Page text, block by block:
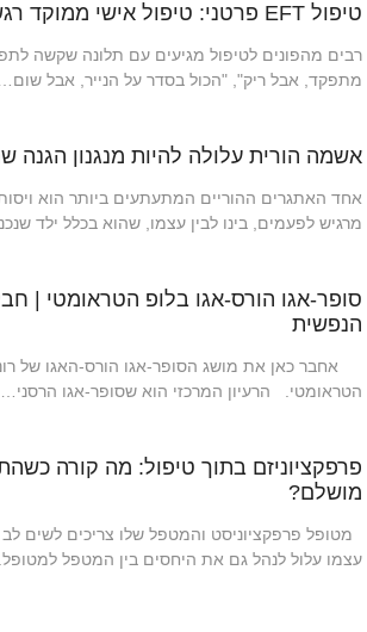
טיפול EFT פרטני: טיפול אישי ממוקד רגש (EFIT)
רבים מהפונים לטיפול מגיעים עם תלונה שקשה
מתפקד, אבל ריק", "הכול בסדר על הנייר, אבל שום…
אשמה הורית עלולה להיות מנגנון הגנה
אחד האתגרים ההוריים המתעתעים ביותר הוא
מרגיש לפעמים, בינו לבין עצמו, שהוא בכלל ילד
סופר-אגו הורס-אגו בלופ הטראומטי |
הנפשית
אחבר כאן את מושג הסופר-אגו הורס-האגו של
הטראומטי. הרעיון המרכזי הוא שסופר-אגו הרסני…
פרפקציוניזם בתוך טיפול: מה קורה
מושלם?
מטופל פרפקציוניסט והמטפל שלו צריכים לשים לב
עצמו עלול לנהל גם את היחסים בין המטפל